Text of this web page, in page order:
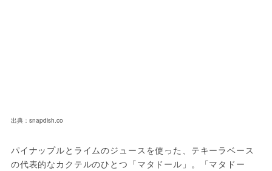
出典：snapdish.co
パイナップルとライムのジュースを使った、テキーラベース
の代表的なカクテルのひとつ「マタドール」。「マタドー